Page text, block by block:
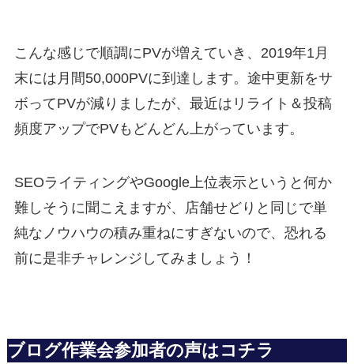
こんな感じで順調にPVが増えていき、2019年1月
末には月間50,000PVに到達します。途中更新をサ
ボってPVが減りましたが、最近はリライト＆投稿
頻度アップでPVもどんどん上がっています。
SEOライティングやGoogle上位表示というと何か
難しそうに聞こえますが、店舗せどりと同じで単
純なノウハウの積み重ねにすぎないので、恐れる
前に是非チャレンジしてみましょう！
ブログ作業会参加者の声はコチラ